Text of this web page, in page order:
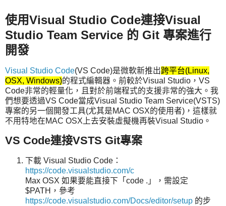
使用Visual Studio Code連接Visual
Studio Team Service 的 Git 專案進行
開發
Visual Studio Code(VS Code)是微軟新推出跨平台(Linux,
OSX, Windows)的程式編輯器。前較於Visual Studio，VS
Code非常的輕量化，且對於前端程式的支援非常的強大。我
們想要透過VS Code當成Visual Studio Team Service(VSTS)
專案的另一個開發工具(尤其是MAC OSX的使用者)，這樣就
不用特地在MAC OSX上去安裝虛擬機再裝Visual Studio。
VS Code連接VSTS Git專案
下載 Visual Studio Code：
https://code.visualstudio.com/c
Max OSX 如果要能直接下「code .」，需設定
$PATH，參考
https://code.visualstudio.com/Docs/editor/setup 的步